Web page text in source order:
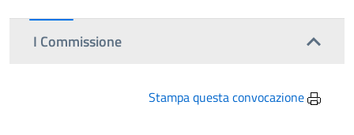
I Commissione
Stampa questa convocazione